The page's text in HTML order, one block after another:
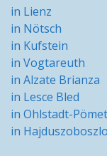
in Lienz
in Nötsch
in Kufstein
in Vogtareuth
in Alzate Brianza
in Lesce Bled
in Ohlstadt-
in Hajduszoboszlo